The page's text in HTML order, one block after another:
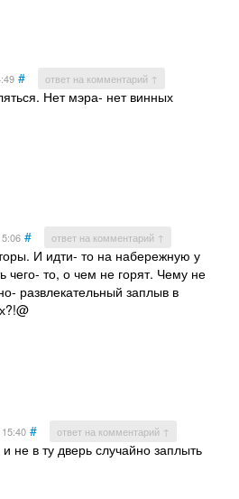
# ответ на комментарий ↑
Нет мэра- нет винных
# ответ на комментарий ↑
И идти- то на набережную у
чего- то, о чем не горят. Чему не
развлекательный заплыв в
# ответ на комментарий ↑
не в ту дверь случайно заплыть